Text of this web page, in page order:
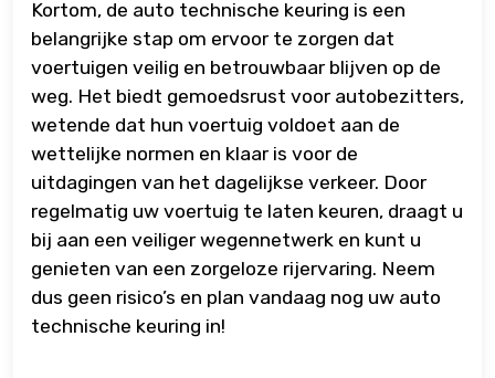
Kortom, de auto technische keuring is een
belangrijke stap om ervoor te zorgen dat
voertuigen veilig en betrouwbaar blijven op de
weg. Het biedt gemoedsrust voor autobezitters,
wetende dat hun voertuig voldoet aan de
wettelijke normen en klaar is voor de
uitdagingen van het dagelijkse verkeer. Door
regelmatig uw voertuig te laten keuren, draagt u
bij aan een veiliger wegennetwerk en kunt u
genieten van een zorgeloze rijervaring. Neem
dus geen risico’s en plan vandaag nog uw auto
technische keuring in!